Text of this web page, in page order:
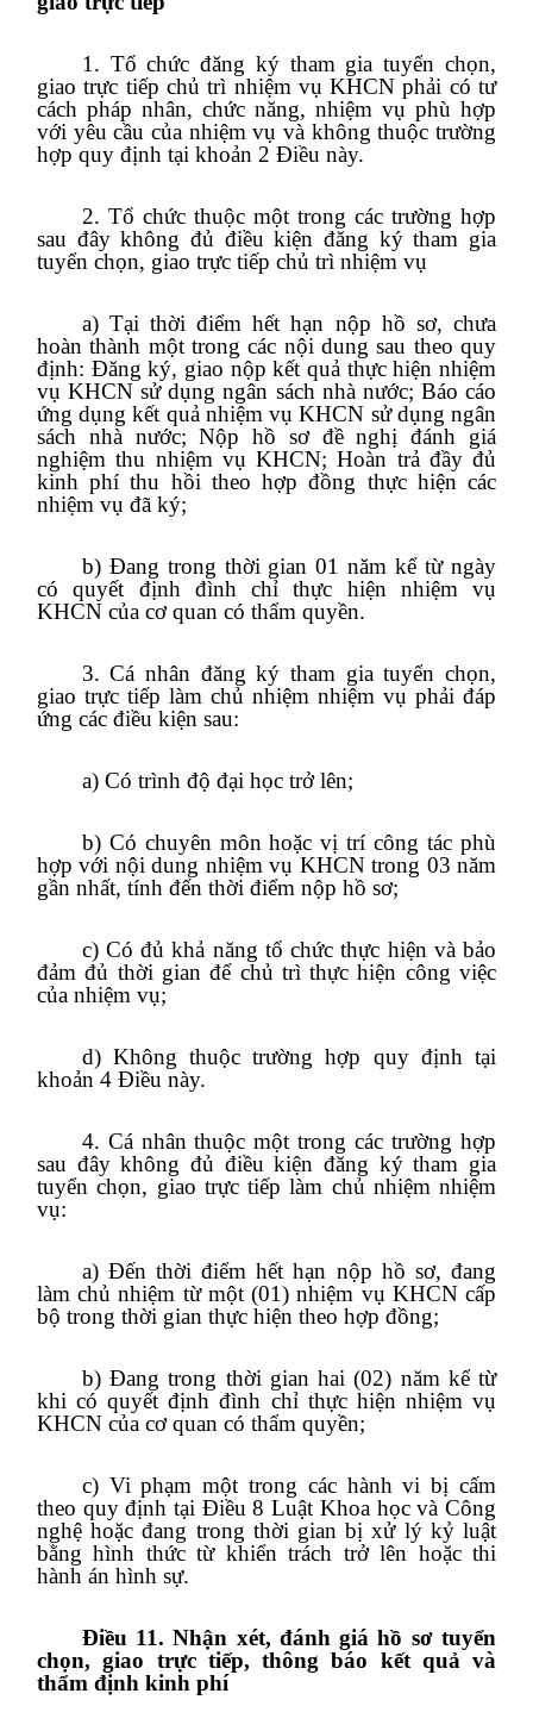
1. Tổ chức đăng ký tham gia tuyển chọn,
giao trực tiếp chủ trì nhiệm vụ KHCN phải có tư
cách pháp nhân, chức năng, nhiệm vụ phù hợp
với yêu cầu của nhiệm vụ và không thuộc trường
hợp quy định tại khoản 2 Điều này.
2. Tổ chức thuộc một trong các trường hợp
sau đây không đủ điều kiện đăng ký tham gia
tuyển chọn, giao trực tiếp chủ trì nhiệm vụ
a) Tại thời điểm hết hạn nộp hồ sơ, chưa
hoàn thành một trong các nội dung sau theo quy
định: Đăng ký, giao nộp kết quả thực hiện nhiệm
vụ KHCN sử dụng ngân sách nhà nước; Báo cáo
ứng dụng kết quả nhiệm vụ KHCN sử dụng ngân
sách nhà nước; Nộp hồ sơ đề nghị đánh giá
nghiệm thu nhiệm vụ KHCN; Hoàn trả đầy đủ
kinh phí thu hồi theo hợp đồng thực hiện các
nhiệm vụ đã ký;
b) Đang trong thời gian 01 năm kể từ ngày
có quyết định đình chỉ thực hiện nhiệm vụ
KHCN của cơ quan có thẩm quyền.
3. Cá nhân đăng ký tham gia tuyển chọn,
giao trực tiếp làm chủ nhiệm nhiệm vụ phải đáp
ứng các điều kiện sau:
a) Có trình độ đại học trở lên;
b) Có chuyên môn hoặc vị trí công tác phù
hợp với nội dung nhiệm vụ KHCN trong 03 năm
gần nhất, tính đến thời điểm nộp hồ sơ;
c) Có đủ khả năng tổ chức thực hiện và bảo
đảm đủ thời gian để chủ trì thực hiện công việc
của nhiệm vụ;
d) Không thuộc trường hợp quy định tại
khoản 4 Điều này.
4. Cá nhân thuộc một trong các trường hợp
sau đây không đủ điều kiện đăng ký tham gia
tuyển chọn, giao trực tiếp làm chủ nhiệm nhiệm
vụ:
a) Đến thời điểm hết hạn nộp hồ sơ, đang
làm chủ nhiệm từ một (01) nhiệm vụ KHCN cấp
bộ trong thời gian thực hiện theo hợp đồng;
b) Đang trong thời gian hai (02) năm kể từ
khi có quyết định đình chỉ thực hiện nhiệm vụ
KHCN của cơ quan có thẩm quyền;
c) Vi phạm một trong các hành vi bị cấm
theo quy định tại Điều 8 Luật Khoa học và Công
nghệ hoặc đang trong thời gian bị xử lý kỷ luật
bằng hình thức từ khiển trách trở lên hoặc thi
hành án hình sự.
Điều 11. Nhận xét, đánh giá hồ sơ tuyển
chọn, giao trực tiếp, thông báo kết quả và
thẩm định kinh phí